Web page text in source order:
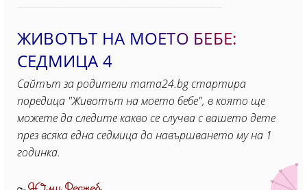
ЖИВОТЪТ НА МОЕТО БЕБЕ:
СЕДМИЦА 4
Сайтът за родители mama24.bg стартира
поредица "Животът на моето бебе", в която ще
можете да следите какво се случва с вашето дете
през всяка една седмица до навършването му на 1
годинка.